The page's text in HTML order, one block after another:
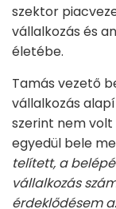
szektor
vállalkozás és
életébe.
Tamás vezető
vállalkozás
szerint nem
egyedül bele
telített, a
vállalkozás
érdeklődésem